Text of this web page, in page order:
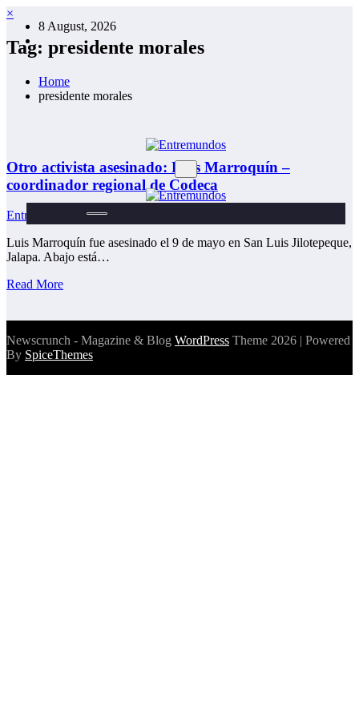
Skip
content
8 August, 2026
×
Tag: presidente morales
Home
presidente morales
Otro activista asesinado: Luis Marroquín –
coordinador regional de Codeca
EntreMundos
10 May, 2018
Luis Marroquín fue asesinado el 9 de mayo en San Luis Jilotepeque,
Jalapa. Abajo está…
Read More
Newscrunch - Magazine & Blog WordPress Theme 2026 | Powered
By SpiceThemes